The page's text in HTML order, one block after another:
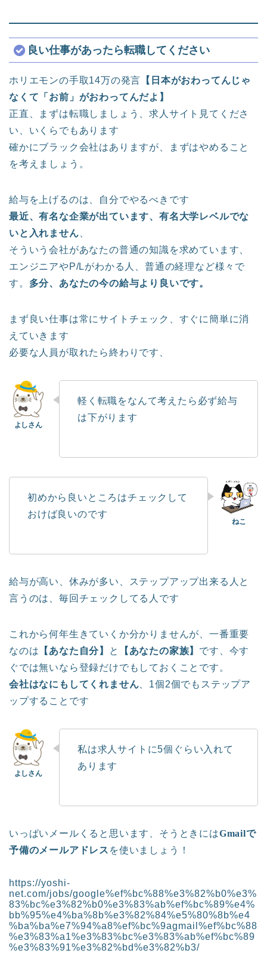
良い仕事があったら転職してください
ホリエモンの手取14万の発言 【日本がおわってんじゃ
なくて「お前」がおわってんだよ】
正直、まずは転職しましょう、求人サイト見てくださ
い、いくらでもあります
確かにブラック会社はありますが、まずはやめること
を考えましょう。
給与を上げるのは、自分でやるべきです
最近、有名な企業が出ています、有名大学レベルでな
いと入れません
そういう会社があなたの普通の知識を求めています、
エンジニアやP/Lがわかる人、普通の経理など様々で
す。 多分、あなたの今の給与より良いです。
まず良い仕事は常にサイトチェック、すぐに簡単に消
えていきます
必要な人員が取れたら終わりです、
軽く転職をなんて考えたら必ず給与
は下がります
初めから良いところはチェックして
おけば良いのです
給与が高い、休みが多い、ステップアップ出来る人と
言うのは、毎回チェックしてる人です
これから何年生きていくか分かりませんが、一番重要
なのは 【あなた自分】 と 【あなたの家族】 です、今す
ぐでは無いなら登録だけでもしておくことです。
会社はなにもしてくれません 、1個2個でもステップア
ップすることです
私は求人サイトに5個ぐらい入れて
あります
いっぱいメールくると思います、そうときにはGmailで
予備のメールアドレス を使いましょう！
https://yoshi-
net.com/jobs/google%ef%bc%88%e3%82%b0%e3%
83%bc%e3%82%b0%e3%83%ab%ef%bc%89%e4%
bb%95%e4%ba%8b%e3%82%84%e5%80%8b%e4
%ba%ba%e7%94%a8%ef%bc%9agmail%ef%bc%88
%e3%83%a1%e3%83%bc%e3%83%ab%ef%bc%89
%e3%83%91%e3%82%bd%e3%82%b3/